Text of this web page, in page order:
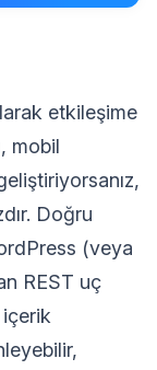
etkileşime
mobil
Doğru
(veya
REST uç